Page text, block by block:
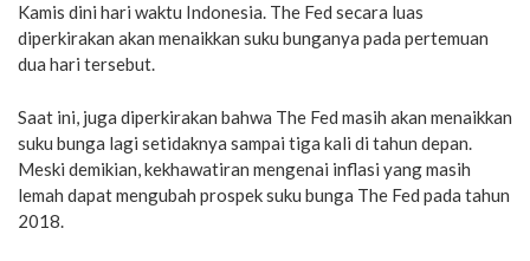
Kamis dini hari waktu Indonesia. The Fed secara luas
diperkirakan akan menaikkan suku bunganya pada pertemuan
dua hari tersebut.
Saat ini, juga diperkirakan bahwa The Fed masih akan menaikkan
suku bunga lagi setidaknya sampai tiga kali di tahun depan.
Meski demikian, kekhawatiran mengenai inflasi yang masih
lemah dapat mengubah prospek suku bunga The Fed pada tahun
2018.